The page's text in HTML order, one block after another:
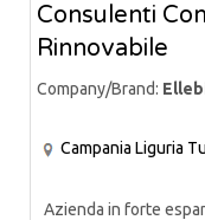
Consulenti
Rinnovabile
Company/Brand:
Campania Liguria
Azienda in forte